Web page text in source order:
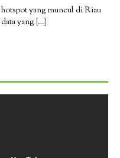
yang muncul di Riau
yang […]